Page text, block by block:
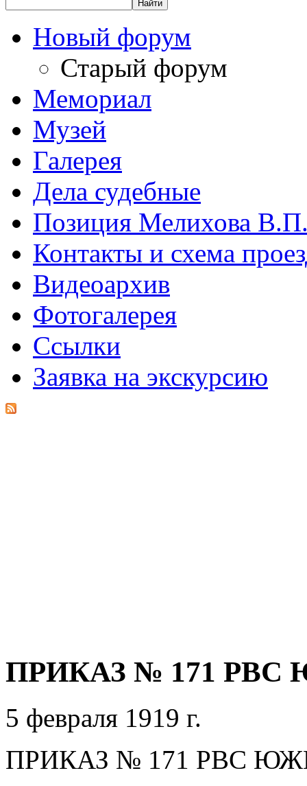
Новый форум
Старый форум
Мемориал
Музей
Галерея
Дела судебные
Позиция Мелихова
Контакты и схема
Видеоархив
Фотогалерея
Ссылки
Заявка на экскурсию
ПРИКАЗ № 171
5 февраля 1919 г.
ПРИКАЗ № 171 РВС